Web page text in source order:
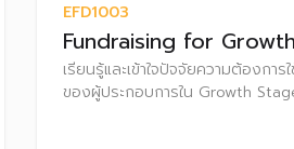
EFD1003
Fundraising for Growth
เรียนรู้และเข้าใจปัจจัยความต้องการ
ของผู้ประกอบการใน Growth